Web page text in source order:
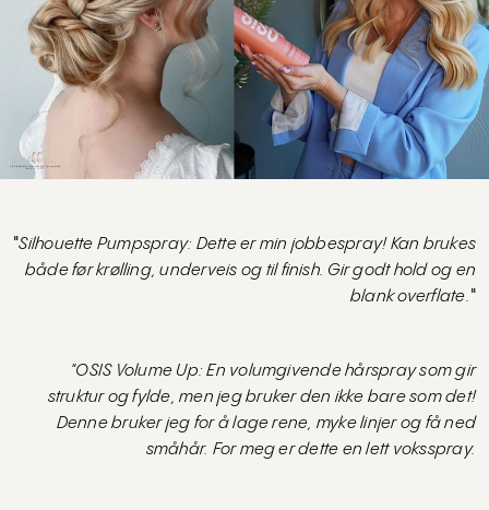
"Silhouette Pumpspray: Dette er min jobbespray! Kan brukes
både før krølling, underveis og til finish. Gir godt hold og en
blank overflate."
"OSIS Volume Up: En volumgivende hårspray som gir
struktur og fylde, men jeg bruker den ikke bare som det!
Denne bruker jeg for å lage rene, myke linjer og fåned
småhår. For meg erdette en lett voksspray.